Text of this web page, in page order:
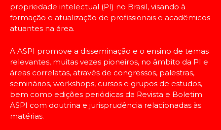
propriedade intelectual (PI) no Brasil, visando à
formação e atualização de profissionais e acadêmicos
atuantes na área.
A ASPI promove a disseminação e o ensino de temas
relevantes, muitas vezes pioneiros, no âmbito da PI e
áreas correlatas, através de congressos, palestras,
seminários, workshops, cursos e grupos de estudos,
bem como edições periódicas da Revista e Boletim
ASPI com doutrina e jurisprudência relacionadas às
matérias.
A ASPI promove a disseminação e o
ensino de temas relevantes, muitas
vezes pioneiros, no âmbito da PI e
cursos e grupos de estudos, bem como
edições periódicas da Revista e Boletim
ASPI com doutrina e jurisprudência
relacionadas às matérias.
A Associação também visa representar
os interesses de seus associados e da
governamentais como o INPI (Instituto